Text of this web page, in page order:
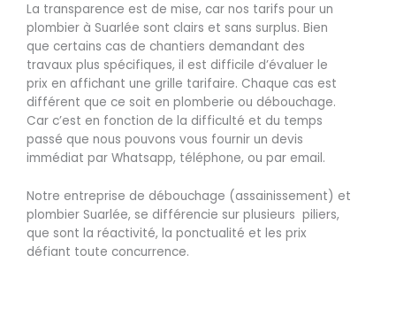
La transparence est de mise, car nos tarifs pour un
plombier à Suarlée sont clairs et sans surplus. Bien
que certains cas de chantiers demandant des
travaux plus spécifiques, il est difficile d’évaluer le
prix en affichant une grille tarifaire. Chaque cas est
différent que ce soit en plomberie ou débouchage.
Car c’est en fonction de la difficulté et du temps
passé que nous pouvons vous fournir un devis
immédiat par Whatsapp, téléphone, ou par email.
Notre entreprise de débouchage (assainissement) et
plombier Suarlée, se différencie sur plusieurs piliers,
que sont la réactivité, la ponctualité et les prix
défiant toute concurrence.